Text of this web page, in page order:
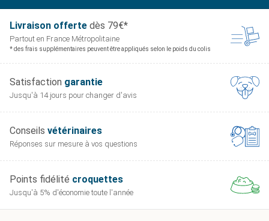
Livraison offerte dès 79€*
Partout en France Métropolitaine
* des frais supplémentaires peuvent être appliqués selon le poids du colis
Satisfaction garantie
Jusqu'à 14 jours pour changer d'avis
Conseils vétérinaires
Réponses sur mesure à vos questions
Points fidélité croquettes
Jusqu'à 5% d'économie toute l'année